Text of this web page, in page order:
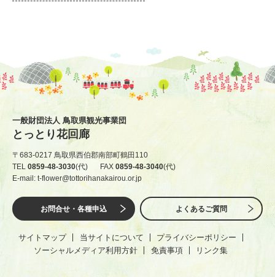
一般財団法人 鳥取県観光事業団
とっとり花回廊
〒683-0217 鳥取県西伯郡南部町鶴田110
TEL 0859-48-3030(代) FAX0859-48-3040(代)
E-mail: t-flower@tottorihanakairou.or.jp
お問合せ・各種申込 よくあるご質問
サイトマップ 当サイトについて
プライバシーポリシー
ソーシャルメディア利用方針
免責事項 リンク集